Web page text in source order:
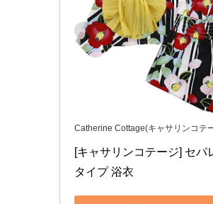
Catherine Cottage(キャサリンコテ
[キャサリンコテージ] セパ
タイプ 浴衣